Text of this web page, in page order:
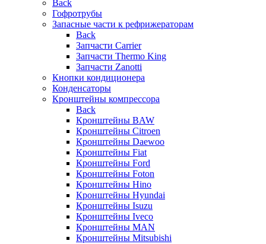
Back
Гофротрубы
Запасные части к рефрижераторам
Back
Запчасти Carrier
Запчасти Thermo King
Запчасти Zanotti
Кнопки кондиционера
Конденсаторы
Кронштейны компрессора
Back
Кронштейны BAW
Кронштейны Citroen
Кронштейны Daewoo
Кронштейны Fiat
Кронштейны Ford
Кронштейны Foton
Кронштейны Hino
Кронштейны Hyundai
Кронштейны Isuzu
Кронштейны Iveco
Кронштейны MAN
Кронштейны Mitsubishi